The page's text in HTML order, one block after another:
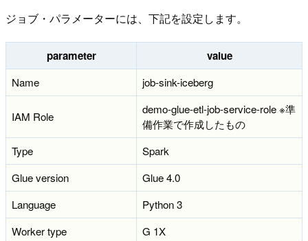
ジョブ・パラメーターには、下記を設定します。
parameter value
Name job-sink-iceberg
IAM Role
demo-glue-etl-job-service-role ※準
備作業で作成したもの
Type
Spark
Glue version
Glue 4.0
Language
Python 3
Worker type
G 1X